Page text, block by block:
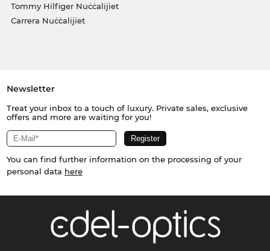
Tommy Hilfiger Nuċċalijiet
Carrera Nuċċalijiet
Newsletter
Treat your inbox to a touch of luxury. Private sales, exclusive
offers and more are waiting for you!
You can find further information on the processing of your
personal data here